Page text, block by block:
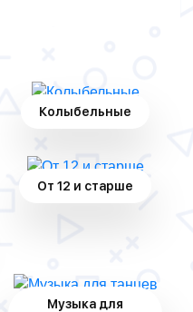
Колыбельные
От 12 и старше
Музыка для